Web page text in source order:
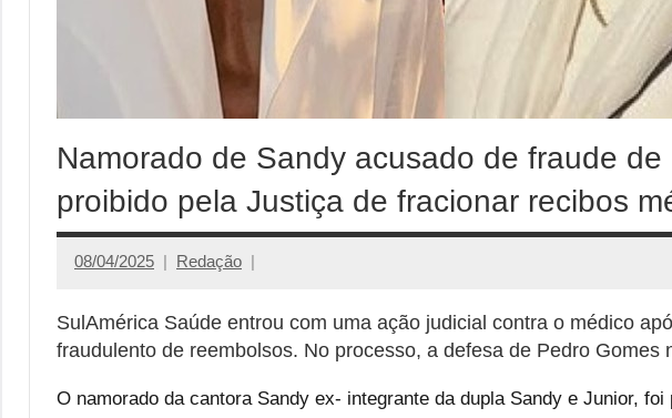
Namorado de Sandy acusado de fraude
proibido pela Justiça de fracionar recibos
08/04/2025 Redação
SulAmérica Saúde entrou com uma ação judicial contra o médico
fraudulento de reembolsos. No processo, a defesa de Pedro Gomes
O namorado da cantora Sandy ex- integrante da dupla Sandy e Junior,